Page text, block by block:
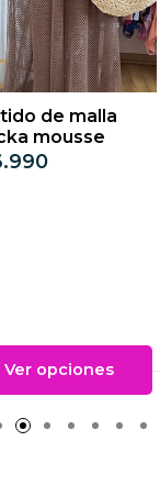
de malla
mousse
Ver opciones